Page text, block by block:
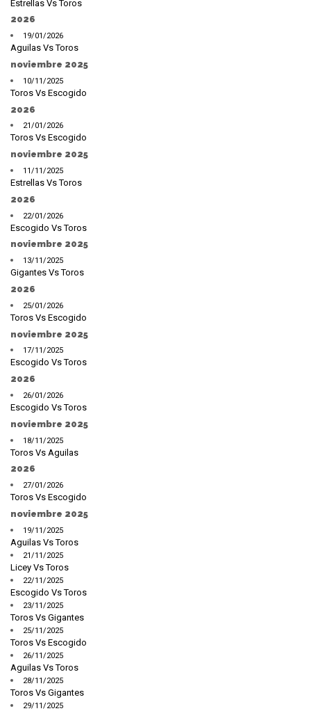
Estrellas Vs Toros
2026
19/01/2026
Aguilas Vs Toros
noviembre 2025
10/11/2025
Toros Vs Escogido
2026
21/01/2026
Toros Vs Escogido
noviembre 2025
11/11/2025
Estrellas Vs Toros
2026
22/01/2026
Escogido Vs Toros
noviembre 2025
13/11/2025
Gigantes Vs Toros
2026
25/01/2026
Toros Vs Escogido
noviembre 2025
17/11/2025
Escogido Vs Toros
2026
26/01/2026
Escogido Vs Toros
noviembre 2025
18/11/2025
Toros Vs Aguilas
2026
27/01/2026
Toros Vs Escogido
noviembre 2025
19/11/2025
Aguilas Vs Toros
21/11/2025
Licey Vs Toros
22/11/2025
Escogido Vs Toros
23/11/2025
Toros Vs Gigantes
25/11/2025
Toros Vs Escogido
26/11/2025
Aguilas Vs Toros
28/11/2025
Toros Vs Gigantes
29/11/2025